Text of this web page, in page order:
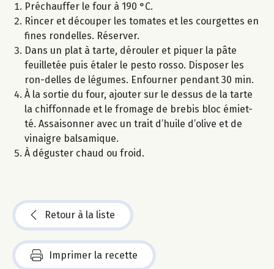
Préchauffer le four à 190 °C.
Rincer et découper les tomates et les courgettes en
fines rondelles. Réserver.
Dans un plat à tarte, dérouler et piquer la pâte
feuilletée puis étaler le pesto rosso. Disposer les
ron-delles de légumes. Enfourner pendant 30 min.
À la sortie du four, ajouter sur le dessus de la tarte
la chiffonnade et le fromage de brebis bloc émiet-
té. Assaisonner avec un trait d’huile d’olive et de
vinaigre balsamique.
À déguster chaud ou froid.
Retour à la liste
Imprimer la recette